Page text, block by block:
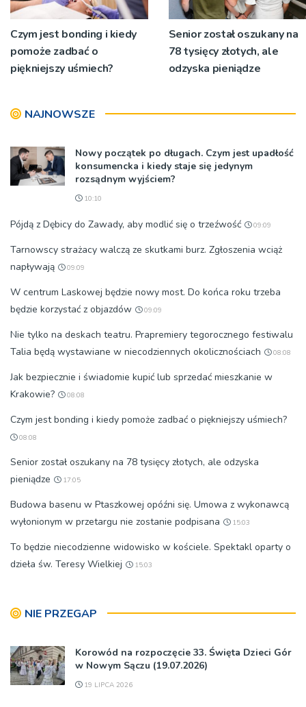
Czym jest bonding i kiedy
pomoże zadbać o
piękniejszy uśmiech?
Senior został oszukany na
78 tysięcy złotych, ale
odzyska pieniądze
NAJNOWSZE
Nowy początek po długach. Czym jest upadłość
konsumencka i kiedy staje się jedynym
rozsądnym wyjściem?
10:10
Pójdą z Dębicy do Zawady, aby modlić się o trzeźwość 09:09
Tarnowscy strażacy walczą ze skutkami burz. Zgłoszenia wciąż
napływają
09:09
W centrum Laskowej będzie nowy most. Do końca roku trzeba
będzie korzystać z objazdów
09:09
Nie tylko na deskach teatru. Prapremiery tegorocznego festiwalu
Talia będą wystawiane w niecodziennych okolicznościach
08:08
Jak bezpiecznie i świadomie kupić lub sprzedać mieszkanie w
Krakowie?
08:08
Czym jest bonding i kiedy pomoże zadbać o piękniejszy uśmiech?
08:08
Senior został oszukany na 78 tysięcy złotych, ale odzyska
pieniądze
17:05
Budowa basenu w Ptaszkowej opóźni się. Umowa z wykonawcą
wyłonionym w przetargu nie zostanie podpisana
15:03
To będzie niecodzienne widowisko w kościele. Spektakl oparty o
dzieła św. Teresy Wielkiej
15:03
NIE PRZEGAP
Korowód na rozpoczęcie 33. Święta Dzieci Gór
w Nowym Sączu (19.07.2026)
19 LIPCA 2026